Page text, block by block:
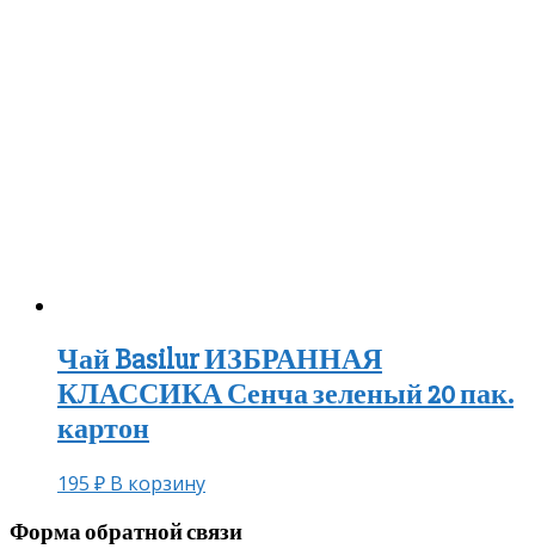
Чай Basilur ИЗБРАННАЯ
КЛАССИКА Сенча зеленый 20 пак.
картон
195 ₽ В корзину
Форма обратной связи